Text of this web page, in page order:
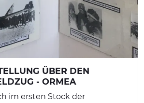
ÜBER DEN
- ORMEA
im ersten Stock der